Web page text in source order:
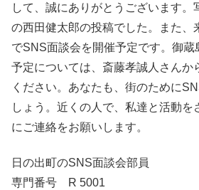
して、誠にありがとうございます。
の西田健太郎の投稿でした。また、
でSNS面談会を開催予定です。御
予定については、斎藤孝誠人さんか
ください。あなたも、街のために
しょう。近くの人で、私達と活動を
にご連絡をお願いします。
日の出町のSNS面談会部員
専門番号 R 5001